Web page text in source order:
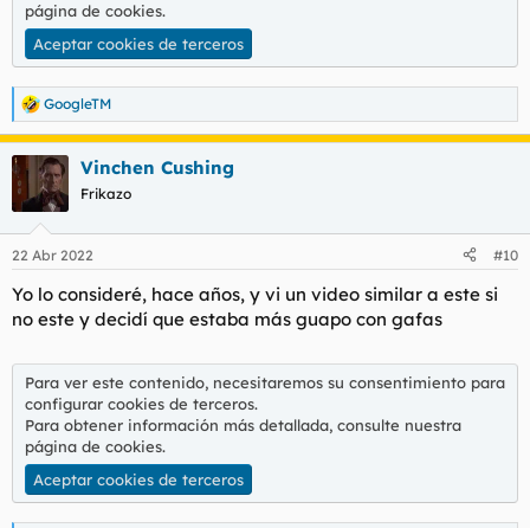
página de cookies.
Aceptar cookies de terceros
R
e
a
c
c
i
e
:
GoogleTM
Vinchen Cushing
Frikazo
22 Abr 2022 #10
Yo lo consideré, hace años, y vi un video similar a este si
no este y decidí que estaba más guapo con gafas
Para ver este contenido, necesitaremos su consentimiento para
configurar cookies de terceros.
Para obtener información más detallada, consulte nuestra
página de cookies.
Aceptar cookies de terceros